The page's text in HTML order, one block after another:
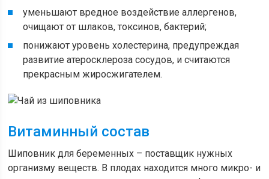
уменьшают вредное воздействие аллергенов,
очищают от шлаков, токсинов, бактерий;
понижают уровень холестерина, предупреждая
развитие атеросклероза сосудов, и считаются
прекрасным жиросжигателем.
Витаминный состав
Шиповник для беременных – поставщик нужных
организму веществ. В плодах находится много микро- и